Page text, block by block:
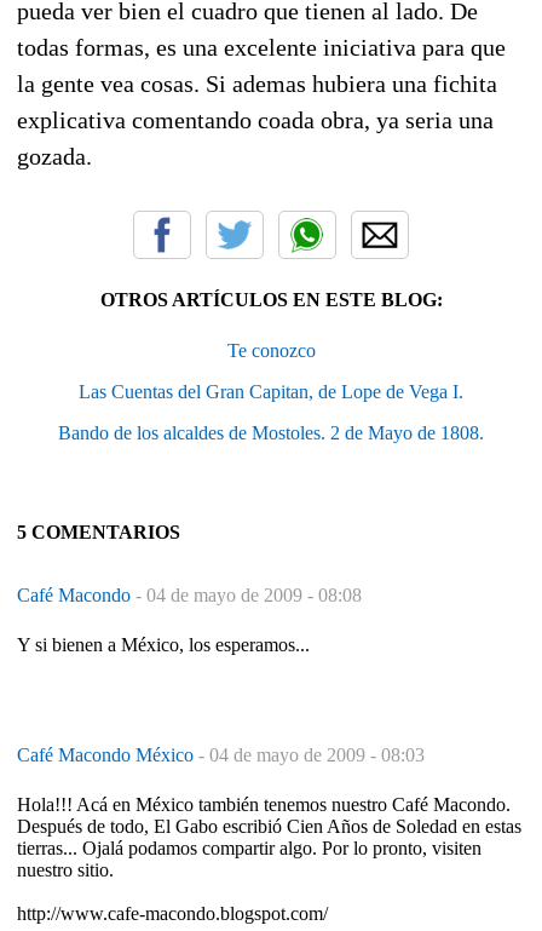
pueda ver bien el cuadro que tienen al lado. De
todas formas, es una excelente iniciativa para que
la gente vea cosas. Si ademas hubiera una fichita
explicativa comentando coada obra, ya seria una
gozada.
OTROS ARTÍCULOS EN ESTE BLOG:
Te conozco
Las Cuentas del Gran Capitan, de Lope de Vega I.
Bando de los alcaldes de Mostoles. 2 de Mayo de 1808.
5 COMENTARIOS
Café Macondo - 04 de mayo de 2009 - 08:08
Y si bienen a México, los esperamos...
Café Macondo México - 04 de mayo de 2009 - 08:03
Hola!!! Acá en México también tenemos nuestro Café Macondo.
Después de todo, El Gabo escribió Cien Años de Soledad en estas
tierras... Ojalá podamos compartir algo. Por lo pronto, visiten
nuestro sitio.
http://www.cafe-macondo.blogspot.com/